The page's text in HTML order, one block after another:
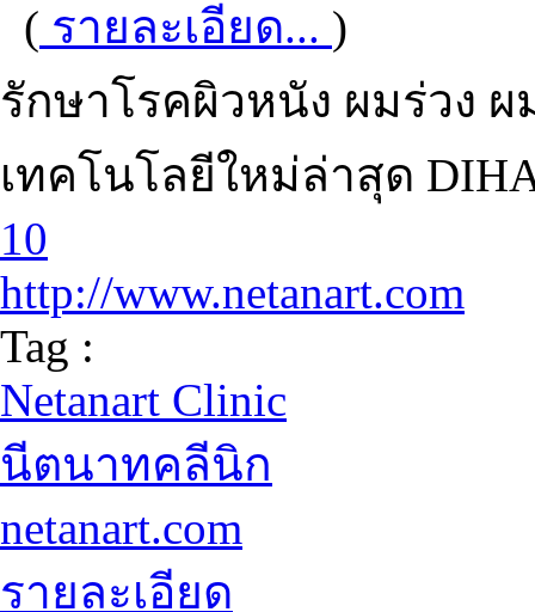
( รายละเอียด... )
รักษาโรคผิวหนัง ผมร่วง
เทคโนโลยีใหม่ล่าสุด
10
http://www.netanart.com
Tag :
Netanart Clinic
นีตนาทคลีนิก
netanart.com
รายละเอียด